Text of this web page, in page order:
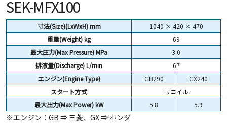
SEK-MFX100
寸法(Size)(LxWxH) mm
1040 × 420 × 470
重量(Weight) kg
69
最大圧力(Max Pressure) MPa
3.0
排液量(Discharge) L/min
67
エンジン(Engine Type)
GB290
GX240
スタート方式
リコイル
最大出力(Max Power) kW
5.8 5.9
※エンジン：GB ⇒ 三菱、GX ⇒ ホンダ